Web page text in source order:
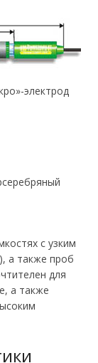
электрод
с узким
а также проб
для
а также